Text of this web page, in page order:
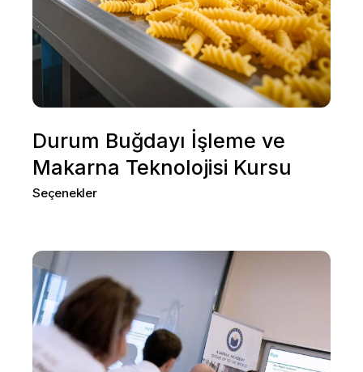
Durum Buğdayı İşleme ve
Makarna Teknolojisi Kursu
Seçenekler